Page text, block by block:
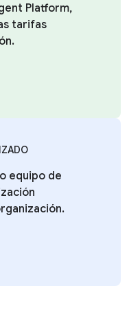
Platform,
tarifas
equipo de